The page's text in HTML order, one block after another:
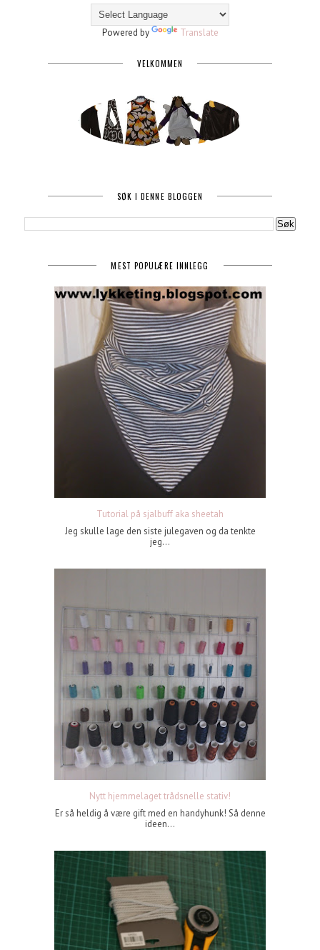
Powered by Translate
VELKOMMEN
SØK I DENNE BLOGGEN
MEST POPULÆRE INNLEGG
Tutorial på sjalbuff aka sheetah
Jeg skulle lage den siste julegaven og da tenkte
jeg...
Nytt hjemmelaget trådsnelle stativ!
Er så heldig å være gift med en handyhunk! Så denne
ideen...